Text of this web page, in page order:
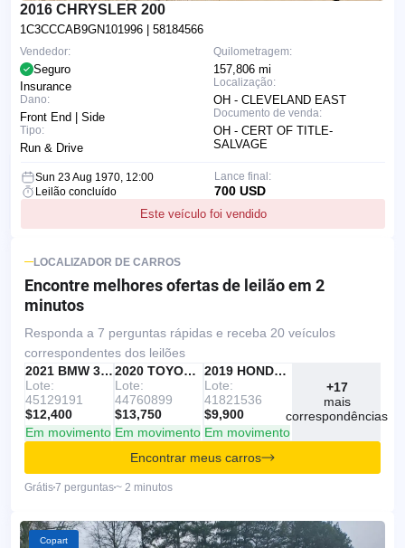
2016 CHRYSLER 200
1C3CCCAB9GN101996 | 58184566
Quilometragem:
157,806 mi
Localização:
OH - CLEVELAND EAST
Documento de venda:
OH - CERT OF TITLE-
SALVAGE
Vendedor:
Seguro
Insurance
Dano:
Front End | Side
Tipo:
Run & Drive
Sun 23 Aug 1970, 12:00
Leilão concluído
Este veículo foi vendido
Lance final:
700 USD
LOCALIZADOR DE CARROS
Encontre melhores ofertasde leilão em 2
minutos
Responda a 7 perguntas rápidas e receba 20 veículos
correspondentes dos leilões
IAAI
RECOMENDADO
2021 BMW 330I
Lote:
45129191
$12,400
Em movimento
IAAI
2020 TOYOTA RAV4
Lote:
44760899
$13,750
Em movimento
Copart
2019 HONDA ACCORD
Lote:
41821536
$9,900
Em movimento
+17
mais
correspondências
Encontrar meus carros
Grátis7 perguntas~ 2 minutos
Copart